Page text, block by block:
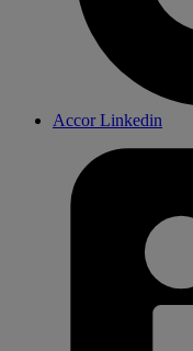
Accor Linkedin